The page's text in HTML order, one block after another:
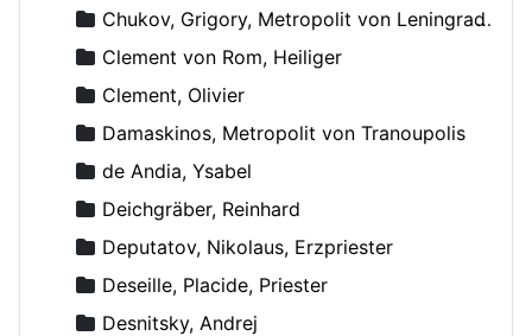
Chukov, Grigory, Metropolit von Leningrad und Novgorod
Clement von Rom, Heiliger
Clement, Olivier
Damaskinos, Metropolit von Tranoupolis
de Andia, Ysabel
Deichgräber, Reinhard
Deputatov, Nikolaus, Erzpriester
Deseille, Placide, Priester
Desnitsky, Andrej